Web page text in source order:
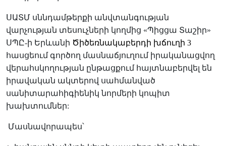
ՍԱՏՄ սննդամթերքի անվտանգության
վարչության տեսուչների կողմից «Պիցցա Տաշիր»
ՍՊԸ-ի Երևանի Ծիծեռնակաբերդի խճուղի 3
հասցեում գործող մասնաճյուղում իրականացվող
վերահսկողության ընթացքում հայտնաբերվել են
իրավական ակտերով սահմանված
սանիտարահիգիենիկ նորմերի կոպիտ
խախտումներ:
Մասնավորապես՝